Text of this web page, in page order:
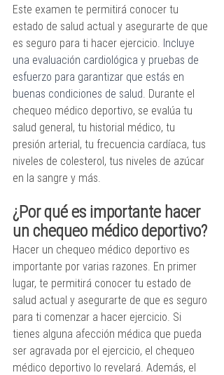
Este examen te permitirá conocer tu
estado de salud actual y asegurarte de que
es seguro para ti hacer ejercicio. Incluye
una evaluación cardiológica y pruebas de
esfuerzo para garantizar que estás en
buenas condiciones de salud. Durante el
chequeo médico deportivo, se evalúa tu
salud general, tu historial médico, tu
presión arterial, tu frecuencia cardíaca, tus
niveles de colesterol, tus niveles de azúcar
en la sangre y más.
¿Por qué es importante hacer
un chequeo médico deportivo?
Hacer un chequeo médico deportivo es
importante por varias razones. En primer
lugar, te permitirá conocer tu estado de
salud actual y asegurarte de que es seguro
para ti comenzar a hacer ejercicio. Si
tienes alguna afección médica que pueda
ser agravada por el ejercicio, el chequeo
médico deportivo lo revelará. Además, el